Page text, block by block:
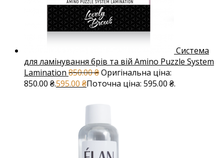
Система
для ламінування брів та вій Amino Puzzle System
Lamination 850.00₴Оригінальна ціна:
850.00 ₴.595.00 ₴Поточна ціна: 595.00 ₴.